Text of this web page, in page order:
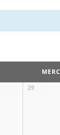
29